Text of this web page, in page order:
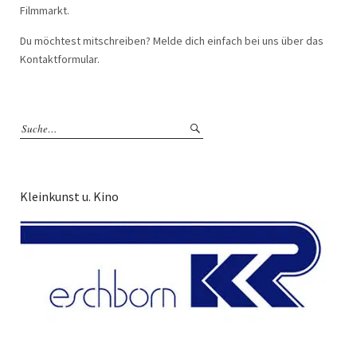
Filmmarkt.
Du möchtest mitschreiben? Melde dich einfach bei uns über das
Kontaktformular.
Kleinkunst u. Kino